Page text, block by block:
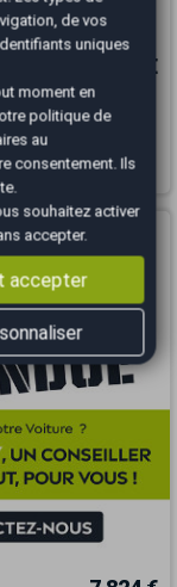
6 990 €
de vos
uniques
moment en
politique de
au
consentement. Ils
souhaitez activer
accepter.
accepter